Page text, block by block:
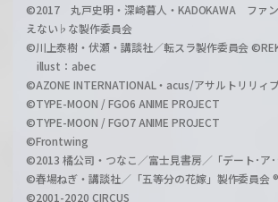
©2017 丸戸史明・深崎暮人・KADOKAWA ファ
えない♭な製作委員会
©川上泰樹・伏瀬・講談社／転スラ製作委員会
illust：abec
©AZONE INTERNATIONAL・acus/アサルトリリィ
©TYPE-MOON / FGO6 ANIME PROJECT
©TYPE-MOON / FGO7 ANIME PROJECT
©Frontwing
©2013 橘公司・つなこ／富士見書房／「デート･ア
©春場ねぎ・講談社／「五等分の花嫁」製作委員会
©2001-2020 CIRCUS